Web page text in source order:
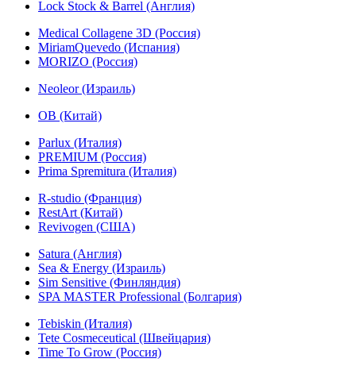
Lock Stock & Barrel (Англия)
Medical Collagene 3D (Россия)
MiriamQuevedo (Испания)
MORIZO (Россия)
Neoleor (Израиль)
OB (Китай)
Parlux (Италия)
PREMIUM (Россия)
Prima Spremitura (Италия)
R-studio (Франция)
RestArt (Китай)
Revivogen (США)
Satura (Англия)
Sea & Energy (Израиль)
Sim Sensitive (Финляндия)
SPA MASTER Professional (Болгария)
Tebiskin (Италия)
Tete Cosmeceutical (Швейцария)
Time To Grow (Россия)